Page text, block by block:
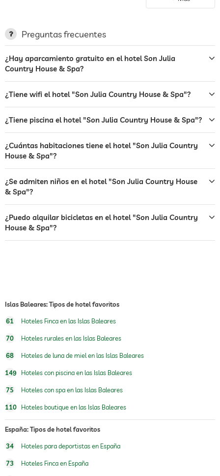
espacio para aparcar, Sin cargo
terraza
jardin/zona exterior
centro de rayos uva
bar
restaurante
servicio de habitaciones
caja fuerte Sin cargo
transporte al aeropuerto
perros permitidos
piscina cubierta
piscina climatizada
piscina en la azotea
gimnasio Sin cargo
cuidado de niños
masajes para el bienestar
masaje corporal
masaje de reflexología podal
spa
Preguntas frecuentes
¿Hay aparcamiento gratuito en el hotel Son Julia
Country House & Spa?
¿Tiene wifi el hotel "Son Julia Country House & Spa"?
¿Tiene piscina el hotel "Son Julia Country House & Spa"?
¿Cuántas habitaciones tiene el hotel "Son Julia Country
House & Spa"?
¿Se admiten niños en el hotel "Son Julia Country House
& Spa"?
¿Puedo alquilar bicicletas en el hotel "Son Julia Country
House & Spa"?
Islas Baleares: Tipos de hotel favoritos
61 Hoteles Finca en las Islas Baleares
70 Hoteles rurales en las Islas Baleares
68 Hoteles de luna de miel en las Islas Baleares
149 Hoteles con piscina en las Islas Baleares
75 Hoteles con spa en las Islas Baleares
110 Hoteles boutique en las Islas Baleares
España: Tipos de hotel favoritos
34 Hoteles para deportistas en España
73 Hoteles Finca en España